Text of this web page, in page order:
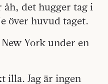
åh, det hugger tag i
över huvud taget.
York under en
illa. Jag är ingen